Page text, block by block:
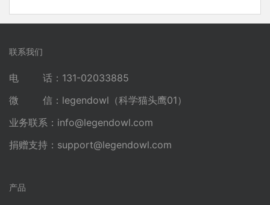
联系我们
电 话：131-02033885
微 信：legendowl（科学猫头鹰01）
业务联系： info@legendowl.com
捐赠支持： support@legendowl.com
产品